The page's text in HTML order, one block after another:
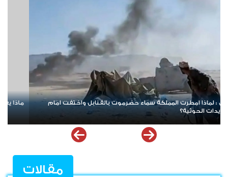
الحوثيين حصارًا على السعودية؟
نيران واشنطن
مقالات